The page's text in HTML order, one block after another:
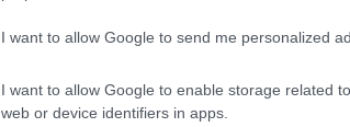
I want to allow Google to send me personalized
I want to allow Google to enable storage related
web or device identifiers in apps.